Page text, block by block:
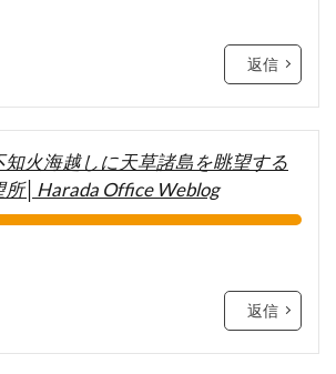
返信
火海越しに天草諸島を眺望する
│Harada Office Weblog
返信